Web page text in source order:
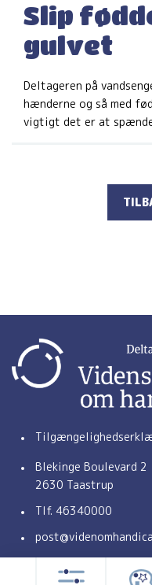
Slip
gulvet
Deltageren på
hænderne og så med
vigtigt det er at
Blekinge Boulevard 2
2630 Taastrup
Tlf. 46340000